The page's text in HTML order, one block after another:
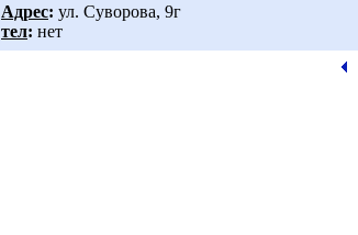
Адрес: ул. Суворова, 9г
тел: нет